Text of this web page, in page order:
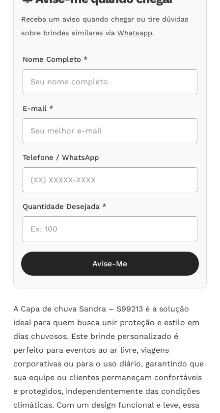
Receba um aviso quando chegar ou tire dúvidas
sobre brindes similares via Whatsapp.
Nome Completo *
E-mail *
Telefone / WhatsApp
Quantidade Desejada *
Avise-Me
A Capa de chuva Sandra – S99213 é a solução
ideal para quem busca unir proteção e estilo em
dias chuvosos. Este brinde personalizado é
perfeito para eventos ao ar livre, viagens
corporativas ou para o uso diário, garantindo que
sua equipe ou clientes permaneçam confortáveis
e protegidos, independentemente das condições
climáticas. Com um design funcional e leve, essa